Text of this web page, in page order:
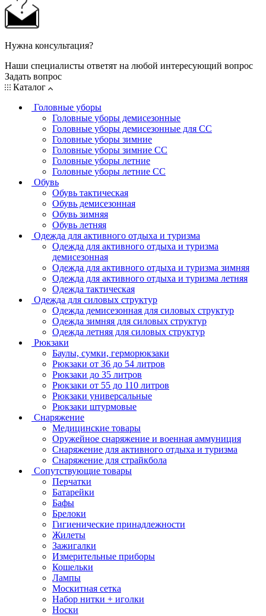
Нужна консультация?
Наши специалисты ответят на любой интересующий вопрос
Задать вопрос
Каталог
Головные уборы
Головные уборы демисезонные
Головные уборы демисезонные для СС
Головные уборы зимние
Головные уборы зимние СС
Головные уборы летние
Головные уборы летние СС
Обувь
Обувь тактическая
Обувь демисезонная
Обувь зимняя
Обувь летняя
Одежда для активного отдыха и туризма
Одежда для активного отдыха и туризма
демисезонная
Одежда для активного отдыха и туризма зимняя
Одежда для активного отдыха и туризма летняя
Одежда тактическая
Одежда для силовых структур
Одежда демисезонная для силовых структур
Одежда зимняя для силовых структур
Одежда летняя для силовых структур
Рюкзаки
Баулы, сумки, герморюкзаки
Рюкзаки от 36 до 54 литров
Рюкзаки до 35 литров
Рюкзаки от 55 до 110 литров
Рюкзаки универсальные
Рюкзаки штурмовые
Снаряжение
Медицинские товары
Оружейное снаряжение и военная аммуниция
Снаряжение для активного отдыха и туризма
Снаряжение для страйкбола
Сопутствующие товары
Перчатки
Батарейки
Бафы
Брелоки
Гигиенические принадлежности
Жилеты
Зажигалки
Измерительные приборы
Кошельки
Лампы
Москитная сетка
Набор нитки + иголки
Носки